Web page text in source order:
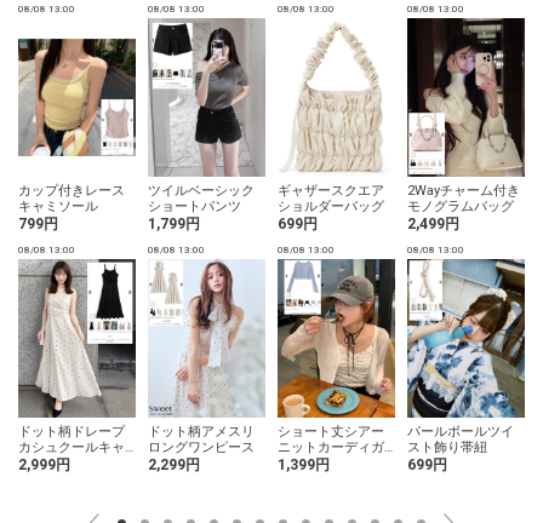
08/08 13:00
カップ付きレース
キャミソール
799円
08/08 13:00
ツイルベーシック
ショートパンツ
1,799円
08/08 13:00
ギャザースクエア
ショルダーバッグ
699円
08/08 13:00
2Wayチャーム付き
モノグラムバッグ
2,499円
08/08 13:00
ドット柄ドレープ
カシュクールキャ
ミソールワンピー
2,999円
08/08 13:00
ドット柄アメスリ
ロングワンピース
2,299円
08/08 13:00
ショート丈シアー
ニットカーディガ
ン1,399円
08/08 13:00
パールボールツイ
スト飾り帯紐
699円